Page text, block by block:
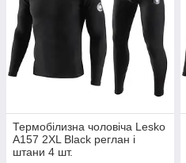
Термобілизна чоловіча Lesko
A157 2XL Black реглан і
штани 4 шт.